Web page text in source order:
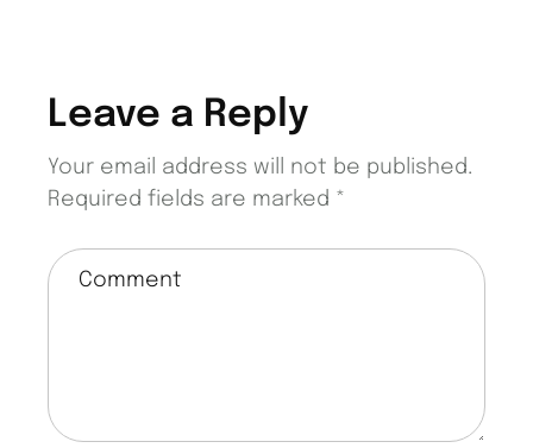
Leave a Reply
Your email address will not be published.
Required fields are marked *